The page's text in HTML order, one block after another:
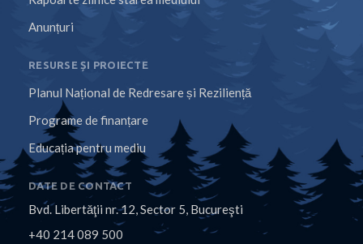
Anunțuri
RESURSE ȘI PROIECTE
Planul Național de Redresare și Reziliență
Programe de finanțare
Educația pentru mediu
DATE DE CONTACT
Bvd. Libertăţii nr. 12, Sector 5, Bucureşti
+40 214 089 500